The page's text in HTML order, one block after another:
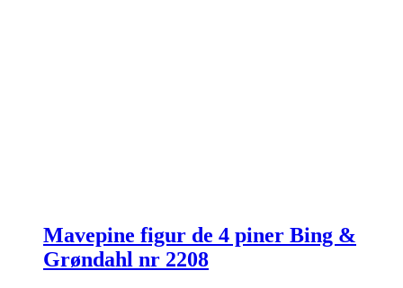
Mavepine figur de 4 piner Bing &
Grøndahl nr 2208